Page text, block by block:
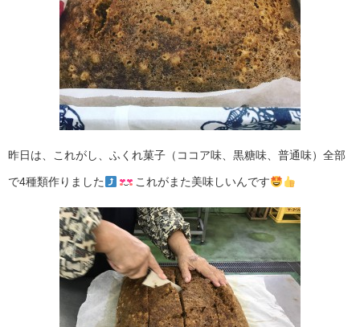
昨日は、これがし、ふくれ菓子（ココア味、黒糖味、普通味）全部
で4種類作りました これがまた美味しいんです